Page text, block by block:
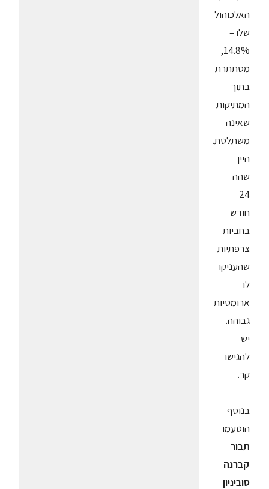
האלכוהול
שלו –
14.8%,
מסתתרת
בתוך
המתיקות
שאינה
משתלטת.
היין
שהה
24
חודש
בחביות
צרפתיות
שהעניקו
לו
ארומטיות
גבוהה.
יש
להגישו
קר.
בנוסף
הוטעמו
תבור
קברנה
סוביניון